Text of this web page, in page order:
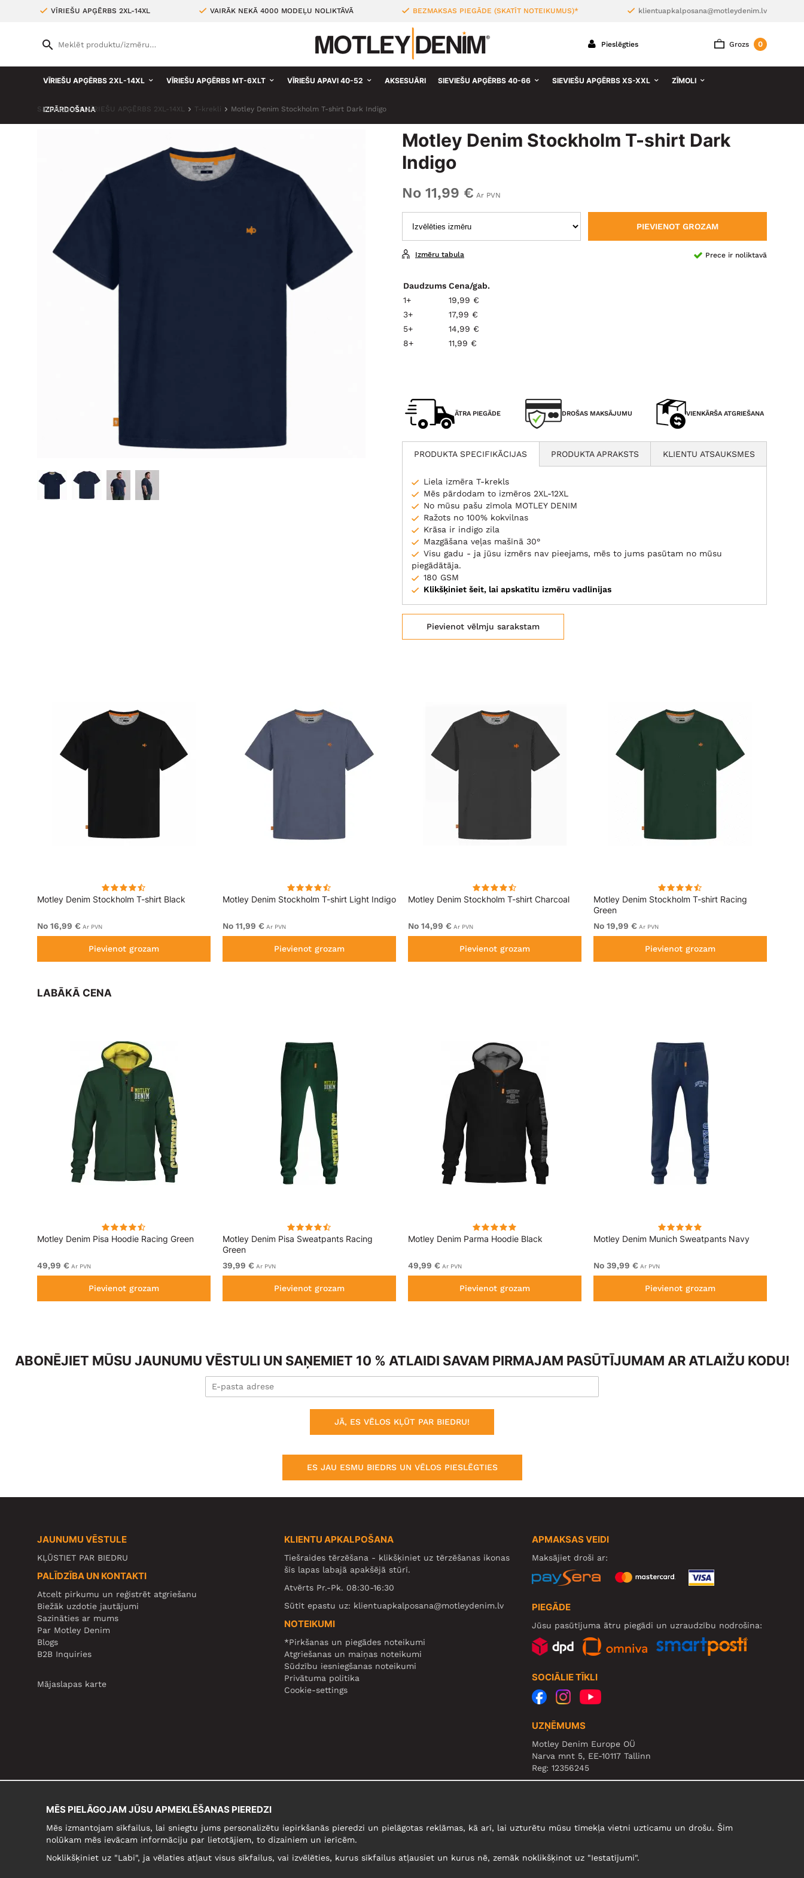
VĪRIEŠU APĢĒRBS 2XL-14XL VAIRĀK NEKĀ 4000 MODEĻU NOLIKTĀVĀ BEZMAKSAS PIEGĀDE (SKATĪT NOTEIKUMUS)* klientuapkalposana@motleydenim.lv
Grozs 0
Pieslēgties
VĪRIEŠU APĢĒRBS 2XL-14XL VĪRIEŠU APĢĒRBS MT-6XLT VĪRIEŠU APAVI 40-52 AKSESUĀRI SIEVIEŠU APĢĒRBS 40-66 SIEVIEŠU APĢĒRBS XS-XXL ZĪMOLI
IZPĀRDOŠANA
Sākumlapa VĪRIEŠU APĢĒRBS 2XL-14XL T-krekli Motley Denim Stockholm T-shirt Dark Indigo
Motley Denim Stockholm T-shirt Dark
Indigo
No 11,99 € Ar PVN
PIEVIENOT GROZAM
Prece ir noliktavā
Izmēru tabula
Daudzums Cena/gab.
1+
19,99 €
3+
17,99 €
5+
14,99 €
8+
11,99 €
ĀTRA PIEGĀDE DROŠAS MAKSĀJUMU VIENKĀRŠA ATGRIEŠANA
PRODUKTA SPECIFIKĀCIJAS PRODUKTA APRAKSTS KLIENTU ATSAUKSMES
Liela izmēra T-krekls
Mēs pārdodam to izmēros 2XL-12XL
No mūsu pašu zīmola MOTLEY DENIM
Ražots no 100% kokvilnas
Krāsa ir indigo zila
Mazgāšana veļas mašīnā 30°
Visu gadu - ja jūsu izmērs nav pieejams, mēs to jums pasūtam no mūsu
piegādātāja.
180 GSM
Klikšķiniet šeit, lai apskatītu izmēru vadlīnijas
Pievienot vēlmju sarakstam
Motley Denim Stockholm T-shirt Black
No 16,99 € Ar PVN
Pievienot grozam
Motley Denim Stockholm T-shirt Light Indigo
No 11,99 € Ar PVN
Pievienot grozam
Motley Denim Stockholm T-shirt Charcoal
No 14,99 € Ar PVN
Pievienot grozam
Motley Denim Stockholm T-shirt Racing
Green
No 19,99 € Ar PVN
Pievienot grozam
LABĀKĀ CENA
Motley Denim Pisa Hoodie Racing Green
49,99 € Ar PVN
Pievienot grozam
Motley Denim Pisa Sweatpants Racing
Green
39,99 € Ar PVN
Pievienot grozam
Motley Denim Parma Hoodie Black
49,99 € Ar PVN
Pievienot grozam
Motley Denim Munich Sweatpants Navy
No 39,99 € Ar PVN
Pievienot grozam
ABONĒJIET MŪSU JAUNUMU VĒSTULI UN SAŅEMIET 10 % ATLAIDI SAVAM PIRMAJAM PASŪTĪJUMAM AR ATLAIŽU KODU!
JĀ, ES VĒLOS KĻŪT PAR BIEDRU!
ES JAU ESMU BIEDRS UN VĒLOS PIESLĒGTIES
JAUNUMU VĒSTULE
KĻŪSTIET PAR BIEDRU
PALĪDZĪBA UN KONTAKTI
Atcelt pirkumu un reģistrēt atgriešanu
Biežāk uzdotie jautājumi
Sazināties ar mums
Par Motley Denim
Blogs
B2B Inquiries
Mājaslapas karte
KLIENTU APKALPOŠANA
Tiešraides tērzēšana - klikšķiniet uz tērzēšanas ikonas
šīs lapas labajā apakšējā stūrī.
Atvērts Pr.-Pk. 08:30-16:30
Sūtīt epastu uz: klientuapkalposana@motleydenim.lv
NOTEIKUMI
*Pirkšanas un piegādes noteikumi
Atgriešanas un maiņas noteikumi
Sūdzību iesniegšanas noteikumi
Privātuma politika
Cookie-settings
APMAKSAS VEIDI
Maksājiet droši ar:
PIEGĀDE
Jūsu pasūtījuma ātru piegādi un uzraudzību nodrošina:
SOCIĀLIE TĪKLI
UZŅĒMUMS
Motley Denim Europe OÜ
Narva mnt 5, EE-10117 Tallinn
Reg: 12356245
MĒS PIELĀGOJAM JŪSU APMEKLĒŠANAS PIEREDZI
Mēs izmantojam sīkfailus, lai sniegtu jums personalizētu iepirkšanās pieredzi un pielāgotas reklāmas, kā arī, lai uzturētu mūsu tīmekļa vietni uzticamu un drošu. Šim
nolūkam mēs ievācam informāciju par lietotājiem, to dizainiem un ierīcēm.
Noklikšķiniet uz "Labi", ja vēlaties atļaut visus sīkfailus, vai izvēlēties, kurus sīkfailus atļausiet un kurus nē, zemāk noklikšķinot uz "Iestatījumi".